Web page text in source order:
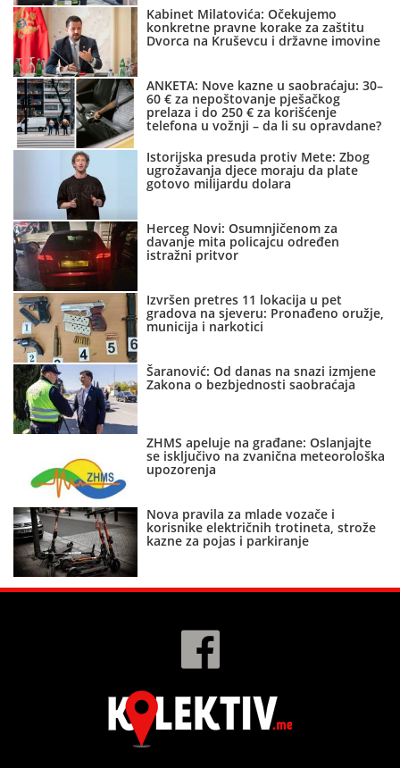
Kabinet Milatovića: Očekujemo
konkretne pravne korake za zaštitu
Dvorca na Kruševcu i državne imovine
ANKETA: Nove kazne u saobraćaju: 30–
60 € za nepoštovanje pješačkog
prelaza i do 250 € za korišćenje
telefona u vožnji – da li su opravdane?
Istorijska presuda protiv Mete: Zbog
ugrožavanja djece moraju da plate
gotovo milijardu dolara
Herceg Novi: Osumnjičenom za
davanje mita policajcu određen
istražni pritvor
Izvršen pretres 11 lokacija u pet
gradova na sjeveru: Pronađeno oružje,
municija i narkotici
Šaranović: Od danas na snazi izmjene
Zakona o bezbjednosti saobraćaja
ZHMS apeluje na građane: Oslanjajte
se isključivo na zvanična meteorološka
upozorenja
Nova pravila za mlade vozače i
korisnike električnih trotineta, strože
kazne za pojas i parkiranje